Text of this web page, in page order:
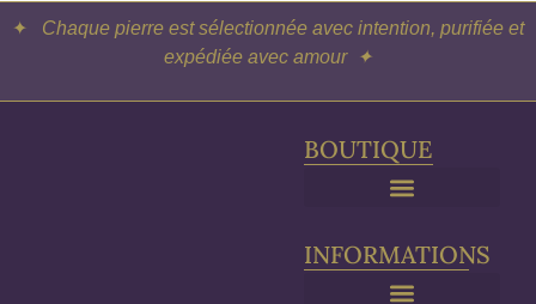
✦ Chaque pierre est sélectionnée avec intention, purifiée et
expédiée avec amour ✦
BOUTIQUE
INFORMATIONS